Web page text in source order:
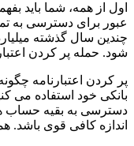
اول از همه، شما باید
عبور برای دسترسی به
چندین سال گذشته
شود. حمله پر کردن
بانکی خود استفاده می
دسترسی به بقیه حساب
اندازه کافی قوی باشد.